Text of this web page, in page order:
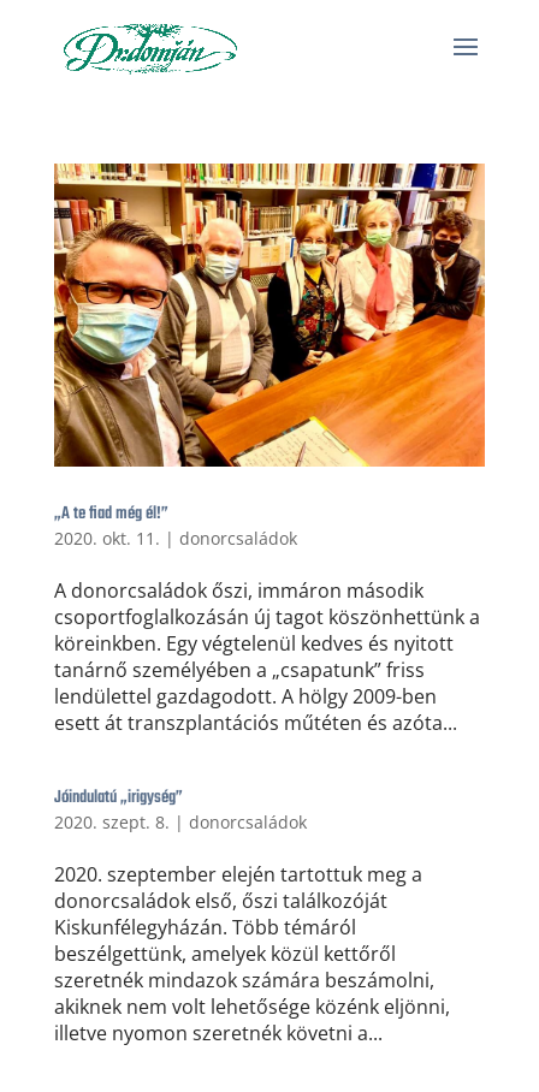
„A te fiad még él!”
2020. okt. 11. | donorcsaládok
A donorcsaládok őszi, immáron második
csoportfoglalkozásán új tagot köszönhettünk a
köreinkben. Egy végtelenül kedves és nyitott
tanárnő személyében a „csapatunk” friss
lendülettel gazdagodott. A hölgy 2009-ben
esett át transzplantációs műtéten és azóta...
Jóindulatú „irigység”
2020. szept. 8. | donorcsaládok
2020. szeptember elején tartottuk meg a
donorcsaládok első, őszi találkozóját
Kiskunfélegyházán. Több témáról
beszélgettünk, amelyek közül kettőről
szeretnék mindazok számára beszámolni,
akiknek nem volt lehetősége közénk eljönni,
illetve nyomon szeretnék követni a...